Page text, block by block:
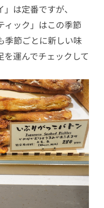
は定番ですが、
ィック」はこの季節
季節ごとに新しい味
運んでチェックして